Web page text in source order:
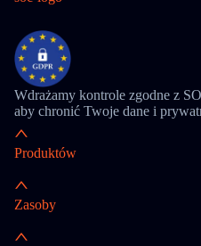
Wdrażamy kontrole zgodne z
aby chronić Twoje dane i
Produktów
Zasoby